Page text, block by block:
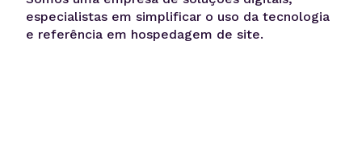
especialistas em simplificar o uso da tecnologia
e referência em hospedagem de site.